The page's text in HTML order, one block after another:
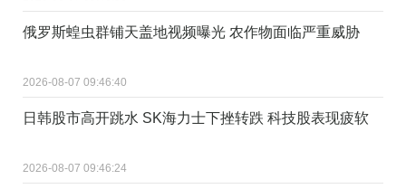
俄罗斯蝗虫群铺天盖地视频曝光 农作物面临严重威胁
2026-08-07 09:46:40
日韩股市高开跳水 SK海力士下挫转跌 科技股表现疲软
2026-08-07 09:46:24